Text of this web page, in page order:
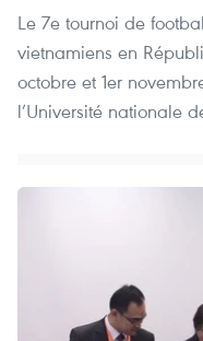
Le 7e tournoi de
vietnamiens en
octobre et 1er
l’Université nationale